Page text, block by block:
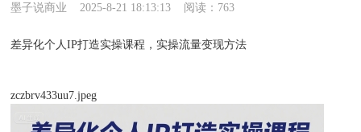
墨子说商业 2025-8-21 18:13:13 阅读：763
差异化个人IP打造实操课程，实操流量变现方法
zczbrv433uu7.jpeg